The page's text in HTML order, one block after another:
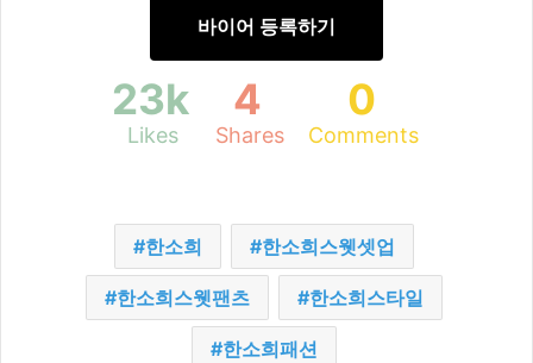
바이어 등록하기
23k
Likes
4
Shares
0
Comments
한소희 한소희스웻셋업
한소희스웻팬츠 한소희스타일
한소희패션